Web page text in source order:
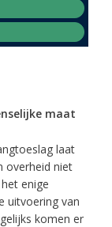
maat
laat
overheid niet
enige
uitvoering van
komen er